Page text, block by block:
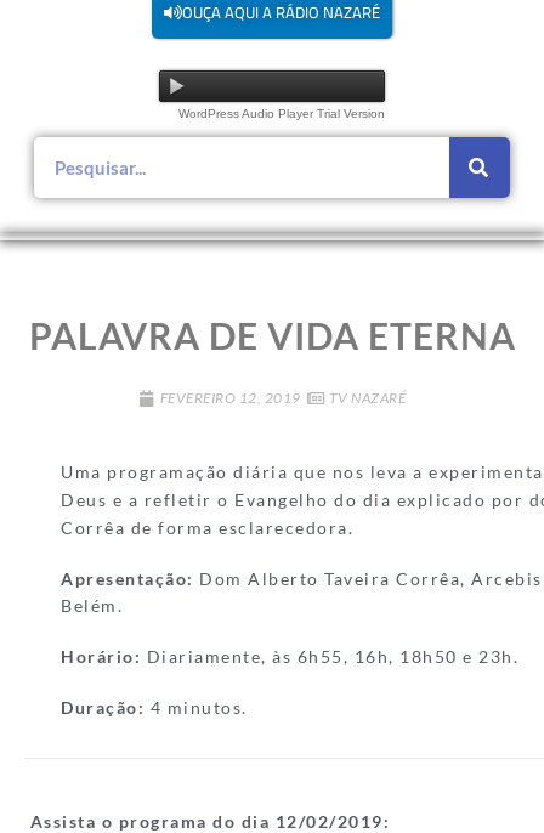
OUÇA AQUI A RÁDIO NAZARÉ
WordPress Audio Player Trial Version
PALAVRA DE VIDA ETERNA
FEVEREIRO 12, 2019 TV NAZARÉ
Uma programação diária que nos leva a
Deus e a refletir o Evangelho do dia explicado por
Corrêa de forma esclarecedora.
Apresentação: Dom Alberto Taveira Corrêa,
Belém.
Horário: Diariamente, às 6h55, 16h, 18h50 e 23h.
Duração: 4 minutos.
Assista o programa do dia 12/02/2019: